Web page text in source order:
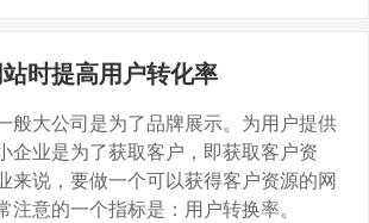
时提高用户转化率
般大公司是为了品牌展示。为用户提供
企业是为了获取客户，即获取客户资
来说，要做一个可以获得客户资源的网
注意的一个指标是：用户转换率。